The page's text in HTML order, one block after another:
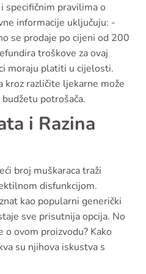
specifičnim pravilima o
informacije uključuju: -
se prodaje po cijeni od 200
troškove za ovaj
moraju platiti u cijelosti.
kroz različite ljekarne može
potrošača.
i Razina
broj muškaraca traži
disfunkcijom.
kao popularni generički
sve prisutnija opcija. No
ovom proizvodu? Kako
su njihova iskustva s